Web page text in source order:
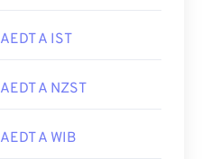
AEDT A IST
AEDT A NZST
AEDT A WIB